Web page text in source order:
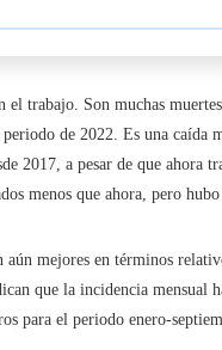
el trabajo. Son muchas
de 2022. Es una caída
2017, a pesar de que ahora
menos que ahora, pero
mejores en términos
que la incidencia mensual
para el periodo enero-